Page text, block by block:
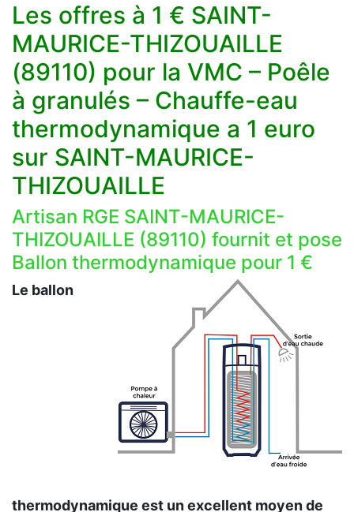
Les offres à 1 € SAINT-
MAURICE-THIZOUAILLE
(89110) pour la VMC – Poêle
à granulés – Chauffe-eau
thermodynamique a 1 euro
sur SAINT-MAURICE-
THIZOUAILLE
Artisan RGE SAINT-MAURICE-
THIZOUAILLE (89110) fournit et pose
Ballon thermodynamique pour 1 €
Le ballon
thermodynamique est un excellent moyen de